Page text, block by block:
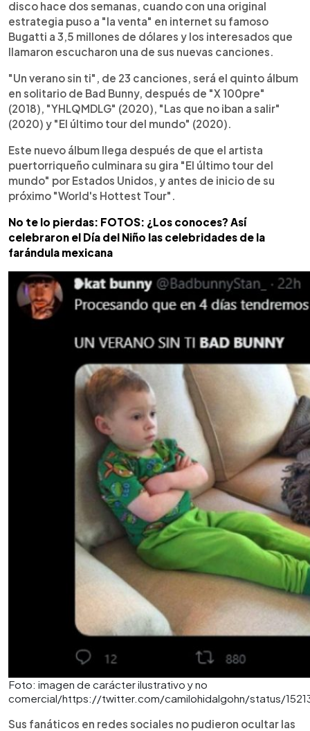
disco hace dos semanas, cuando con una original
estrategia puso a "la venta" en internet su famoso
Bugatti a 3,5 millones de dólares y los interesados que
llamaron escucharon una de sus nuevas canciones.
"Un verano sin ti", de 23 canciones, será el quinto álbum
en solitario de Bad Bunny, después de "X 100pre"
(2018), "YHLQMDLG" (2020), "Las que no iban a salir"
(2020) y "El último tour del mundo" (2020).
Este nuevo álbum llega después de que el artista
puertorriqueño culminara su gira "El último tour del
mundo" por Estados Unidos, y antes de inicio de su
próximo "World's Hottest Tour".
No te lo pierdas: FOTOS: ¿Los conoces? Así
celebraron el Día del Niño las celebridades de la
farándula mexicana
Foto: imagen de carácter ilustrativo y no
comercial/https://twitter.com/camilohidalgohn/status/
Sus fanáticos en redes sociales no pudieron ocultar las